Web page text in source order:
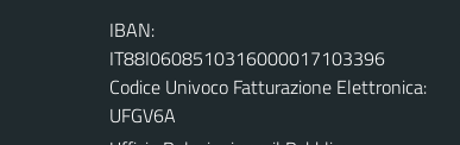
IBAN:
IT88I0608510316000017103396
Codice Univoco Fatturazione Elettronica:
UFGV6A